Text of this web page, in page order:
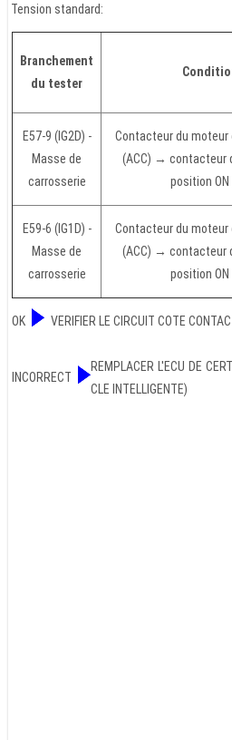
Tension standard:
Branchement
du tester
E57-9 (IG2D) -
Masse de
carrosserie
Contacteur du moteur
(ACC) → contacteur
position ON
E59-6 (IG1D) -
Masse de
carrosserie
Contacteur du moteur
(ACC) → contacteur
position ON
OK VERIFIER LE CIRCUIT COTE
INCORRECT
REMPLACER L'ECU DE
CLE INTELLIGENTE)